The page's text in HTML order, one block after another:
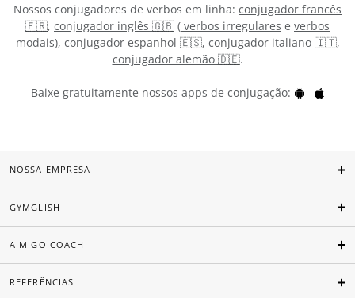
Nossos conjugadores de verbos em linha: conjugador francês
🇫🇷, conjugador inglês 🇬🇧 ( verbos irregulares e verbos
modais), conjugador espanhol 🇪🇸, conjugador italiano 🇮🇹,
conjugador alemão 🇩🇪.
Baixe gratuitamente nossos apps de conjugação:
NOSSA EMPRESA
GYMGLISH
AIMIGO COACH
REFERÊNCIAS